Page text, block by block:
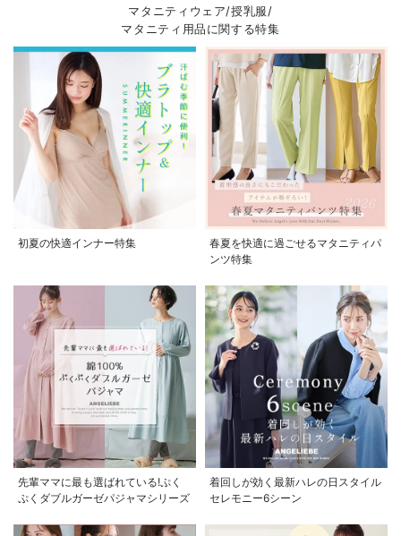
マタニティウェア/授乳服/
マタニティ用品に関する特集
初夏の快適インナー特集
春夏を快適に過ごせるマタニティパ
ンツ特集
先輩ママに最も選ばれている!ぷく
ぷくダブルガーゼパジャマシリーズ
着回しが効く最新ハレの日スタイル
セレモニー6シーン